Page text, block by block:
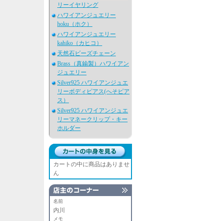
リーイヤリング
ハワイアンジュエリー
hoku（ホク）
ハワイアンジュエリー
kahiko（カヒコ）
天然石ビーズチェーン
Brass（真鍮製）ハワイアン
ジュエリー
Silver925 ハワイアンジュエ
リーボディピアス(へそピア
ス）
Silver925 ハワイアンジュエ
リーマネークリップ・キー
ホルダー
カートの中に商品はありませ
ん
名前
内川
メモ